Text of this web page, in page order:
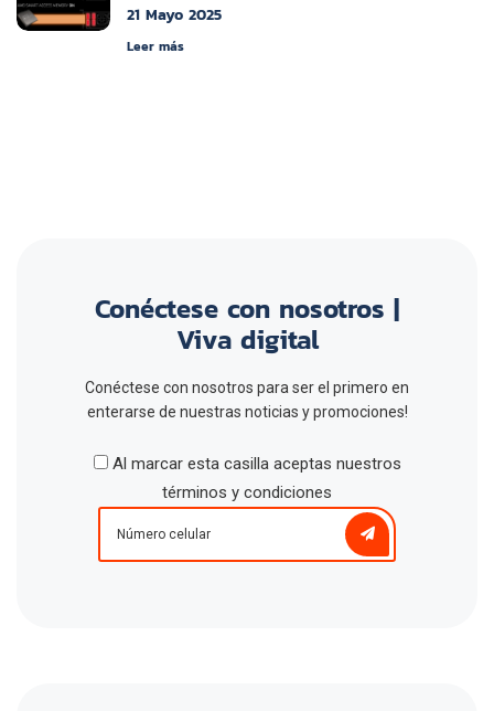
21 Mayo 2025
Leer más
Conéctese con nosotros |
Viva digital
Conéctese con nosotros para ser el primero en
enterarse de nuestras noticias y promociones!
Al marcar esta casilla aceptas nuestros
términos y condiciones